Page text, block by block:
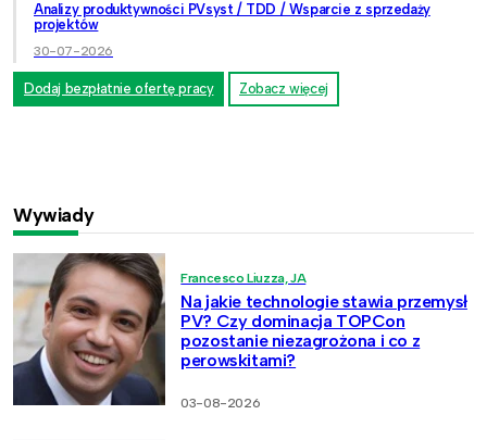
Analizy produktywności PVsyst / TDD / Wsparcie z sprzedaży
projektów
30-07-2026
Dodaj bezpłatnie ofertę pracy Zobacz więcej
Wywiady
Francesco Liuzza, JA
Na jakie technologie stawia przemysł
PV? Czy dominacja TOPCon
pozostanie niezagrożona i co z
perowskitami?
03-08-2026